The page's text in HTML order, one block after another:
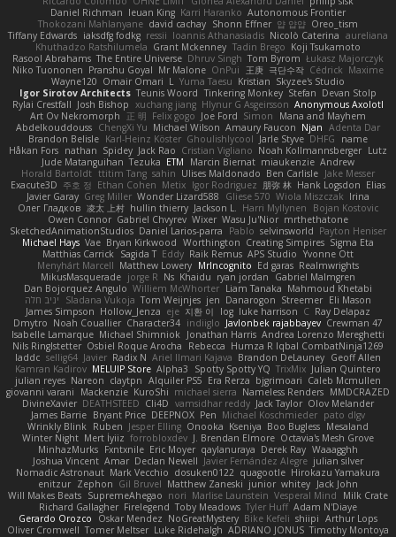
Daniel Richman Ieuan King Karri Haranko Autonomous Frontier
Thokozani Mahlanyane david cachay Shonn Effner 얍 얍얍 Oreo_tism
Tiffany Edwards iaksdfg fodkg ressii Ioannis Athanasiadis Nicolò Caterina aureliana
Khuthadzo Ratshilumela Grant Mckenney Tadin Brego Koji Tsukamoto
Rasool Abrahams The Entire Universe Dhruv Singh Tom Byrom Łukasz Majorczyk
Niko Tuononen Pranshu Goyal Mr Malone OnPui 王庚 극단수작 Cédrick Maxime
Wayne120 Omair Omari L Yuma Taesu Kristian Skyzee's Studio
Igor Sirotov Architects Teunis Woord Tinkering Monkey Stefan Devan Stolp
Rylai Crestfall Josh Bishop xuchang jiang Hlynur G Asgeirsson Anonymous Axolotl
Art Ov Nekromorph
正 明 Felix gogo Joe Ford Simon
Mana and Mayhem
Abdelkouddouss ChengXi Yu Michael Wilson Amaury Faucon Njan Adenta Dar
Brandon Belisle Karl-Heinz Köster Ghoulishlycool Jarle Styve DHFG
name
Håkan Fors nathan Spidey Jack Rao Cristian Vigliano Noah Kollmannsberger Lutz
Jude Matanguihan Tezuka ETM Marcin Biernat miaukenzie Andrew
Horald Bartoldt ttitim Tang sahin Ulises Maldonado Ben Carlisle Jake Messer
Exacute3D 주호 정 Ethan Cohen Metix Igor Rodriguez 朋弥 林 Hank Logsdon Elias
Javier Garay Greg Miller Wonder Lizard588 Gliese 570 Wiola Miszczak Irina
Олег Гладков 凌太 上村 hullin thierry Jackson L. Harri Myllynen
Bojan Kostovic
Owen Connor Gabriel Chvyrev Wixer Wasu Ju'Nior mrthethatone
SketchedAnimationStudios Daniel Larios-parra Pablo selvinsworld Payton Heniser
Michael Hays Vae Bryan Kirkwood Worthington Creating Simpires Sigma Eta
Matthias Carrick Sagida T Eddy Raik Remus APS Studio Yvonne Ott
Menyhárt Marcell Matthew Lowery MrIncognito Ed garas Realmwrights
MikusMasquerade jorge R Ns Khaidu ryan jordan
Gabriel Malmgren
Dan Bojorquez Angulo Williem McWhorter Liam Tanaka Mahmoud Khetabi
יניב חלה
Sladana Vukoja Tom Weijnjes jen Danarogon Streemer Eli Mason
James Simpson Hollow_Jenza eje 지환 이 log luke harrison C Ray Delapaz
Dmytro Noah Couallier Character34 indiiglo Javlonbek rajabbayev Crewman 47
Isabelle Lamarque Michael Shimniok Jonathan Harris Andrea Lorenzo Mereghetti
Nils Ringlstetter Osbiel Roque Arocha Rebecca Humza R Iqbal CombatNinja1269
laddc sellig64 Javier Radix N Ariel Ilmari Kajava Brandon DeLauney Geoff Allen
Kamran Kadirov MELUIP Store Alpha3 Spotty Spotty YQ TrixMix Julian Quintero
julian reyes Nareon claytpn Alquiler PS5 Era Rerza bjgrimoari Caleb Mcmullen
giovanni varani
Mackenzie KuroShi michael sierra Nameless Renders MMDCRAZED
DivineXavier DEATHSTEED Cli4D vamsidhar reddy Jack Taylor Olov Melander
James Barrie Bryant Price DEEPNOX Pen Michael Koschmieder pato dlgv
Wrinkly Blink Ruben Jesper Elling Onooka Kseniya Boo Bugless Mesaland
Winter Night Mert İyiiz forrobloxdev J. Brendan Elmore Octavia's Mesh Grove
MinhazMurks Fxntxnile Eric Moyer qaylanuraya Derek Ray Waaagghh
Joshua Vincent Amar Declan Newell Javier Fernández Alegre julian silver
Nomadic Astronaut Mark Vecchio dosuken0122 quagootle Hirokazu Yamakura
enitzur Zephon Gil Bruvel Matthew Zaneski junior whitey Jack John
Will Makes Beats SupremeAhegao nori Marlise Launstein Vesperal Mind
Milk Crate
Richard Gallagher Firelegend Toby Meadows Tyler Huff Adam N'Diaye
Gerardo Orozco
Oskar Mendez NoGreatMystery Bike Kefeli shiipi Arthur Lops
Oliver Cromwell Tomer Meltser Luke Ridehalgh ADRIANO JONUS Timothy Montoya